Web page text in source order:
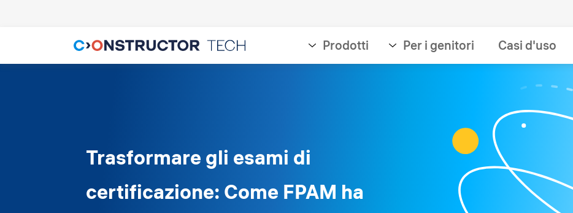
Prodotti Per i genitori Casi d'uso
Trasformare gli esami di
certificazione: Come FPAM ha